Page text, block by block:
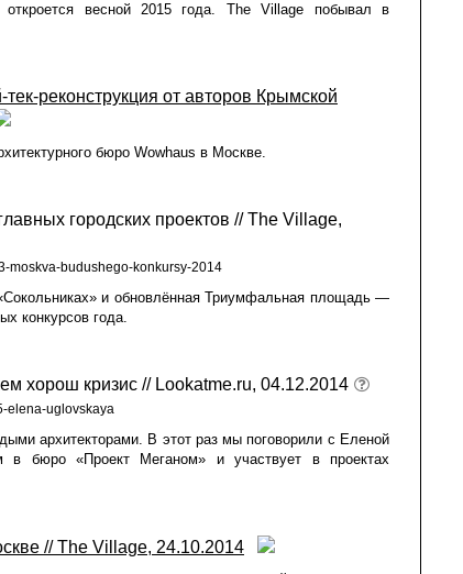
весной 2015 года. The Village побывал в
реконструкция от авторов Крымской
бюро Wowhaus в Москве.
городских проектов // The Village,
moskva-budushego-konkursy-2014
и обновлённая Триумфальная площадь —
конкурсов года.
хорош кризис // Lookatme.ru, 04.12.2014
elena-uglovskaya
архитекторами. В этот раз мы поговорили с Еленой
в бюро «Проект Меганом» и участвует в проектах
// The Village, 24.10.2014